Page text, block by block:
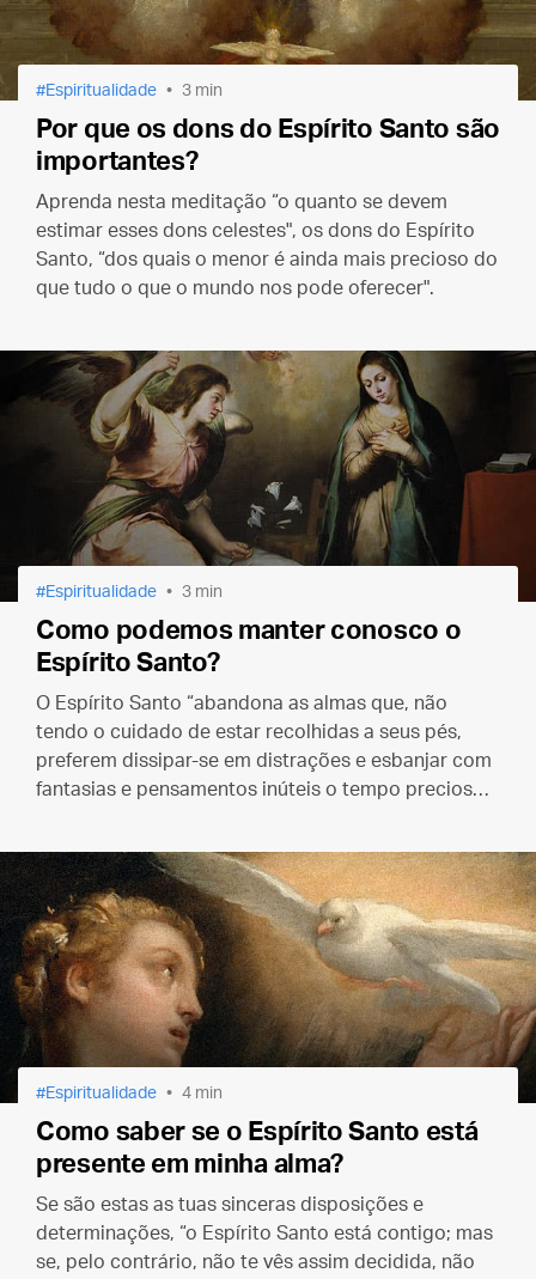
Espiritualidade 3 min
Por que os dons do Espírito Santo são
importantes?
Aprenda nesta meditação “o quanto se devem
estimar esses dons celestes", os dons do Espírito
Santo, “dos quais o menor é ainda mais precioso do
que tudo o que o mundo nos pode oferecer".
Espiritualidade 3 min
Como podemos manter conosco o
Espírito Santo?
O Espírito Santo “abandona as almas que, não
tendo o cuidado de estar recolhidas a seus pés,
preferem dissipar-se em distrações e esbanjar com
fantasias e pensamentos inúteis o tempo precioso
Espiritualidade 4 min
Como saber se o Espírito Santo está
presente em minha alma?
Se são estas as tuas sinceras disposições e
determinações, “o Espírito Santo está contigo; mas
se, pelo contrário, não te vês assim decidida, não